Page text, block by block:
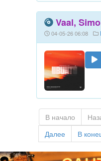
Vaal,
04-05-26 06:08
В начало
Далее
В